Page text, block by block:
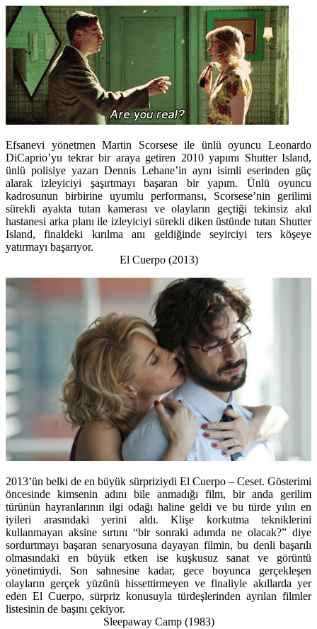
Efsanevi yönetmen Martin Scorsese ile ünlü oyuncu Leonardo
DiCaprio’yu tekrar bir araya getiren 2010 yapımı Shutter Island,
ünlü polisiye yazarı Dennis Lehane’in aynı isimli eserinden güç
alarak izleyiciyi şaşırtmayı başaran bir yapım. Ünlü oyuncu
kadrosunun birbirine uyumlu performansı, Scorsese’nin gerilimi
sürekli ayakta tutan kamerası ve olayların geçtiği tekinsiz akıl
hastanesi arka planı ile izleyiciyi sürekli diken üstünde tutan Shutter
Island, finaldeki kırılma anı geldiğinde seyirciyi ters köşeye
yatırmayı başarıyor.
El Cuerpo (2013)
2013’ün belki de en büyük sürpriziydi El Cuerpo – Ceset. Gösterimi
öncesinde kimsenin adını bile anmadığı film, bir anda gerilim
türünün hayranlarının ilgi odağı haline geldi ve bu türde yılın en
iyileri arasındaki yerini aldı. Klişe korkutma tekniklerini
kullanmayan aksine sırtını “bir sonraki adımda ne olacak?” diye
sordurtmayı başaran senaryosuna dayayan filmin, bu denli başarılı
olmasındaki en büyük etken ise kuşkusuz sanat ve görüntü
yönetimiydi. Son sahnesine kadar, gece boyunca gerçekleşen
olayların gerçek yüzünü hissettirmeyen ve finaliyle akıllarda yer
eden El Cuerpo, sürpriz konusuyla türdeşlerinden ayrılan filmler
listesinin de başını çekiyor.
Sleepaway Camp (1983)